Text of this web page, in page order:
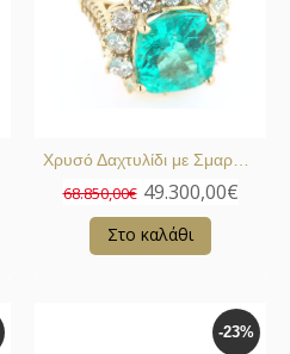
Χρυσό Δαχτυλίδι με Σμαράγδι
68.850,00€ 49.300,00€
Στο καλάθι
-23%